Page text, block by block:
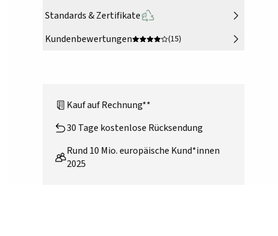
Standards & Zertifikate
Kundenbewertungen
(15)
Kauf auf Rechnung**
30 Tage kostenlose Rücksendung
Rund 10 Mio. europäische Kund*innen
2025